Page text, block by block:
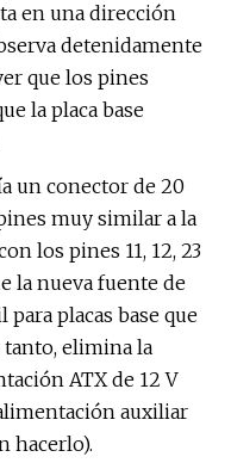
en una dirección
detenidamente
que los pines
la placa base
un conector de 20
muy similar a la
los pines 11, 12, 23
la nueva fuente de
placas base que
tanto, elimina la
ATX de 12 V
auxiliar
hacerlo).